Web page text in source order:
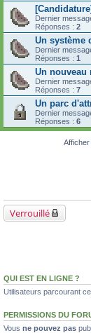
Dernier
Réponses : 2
Un système
Dernier
Réponses : 1
Un nouveau
Dernier
Réponses : 7
Un parc
Dernier
Réponses : 6
Verrouillé
QUI EST EN LIGNE ?
Utilisateurs parcourant
PERMISSIONS DU
Vous ne pouvez pas